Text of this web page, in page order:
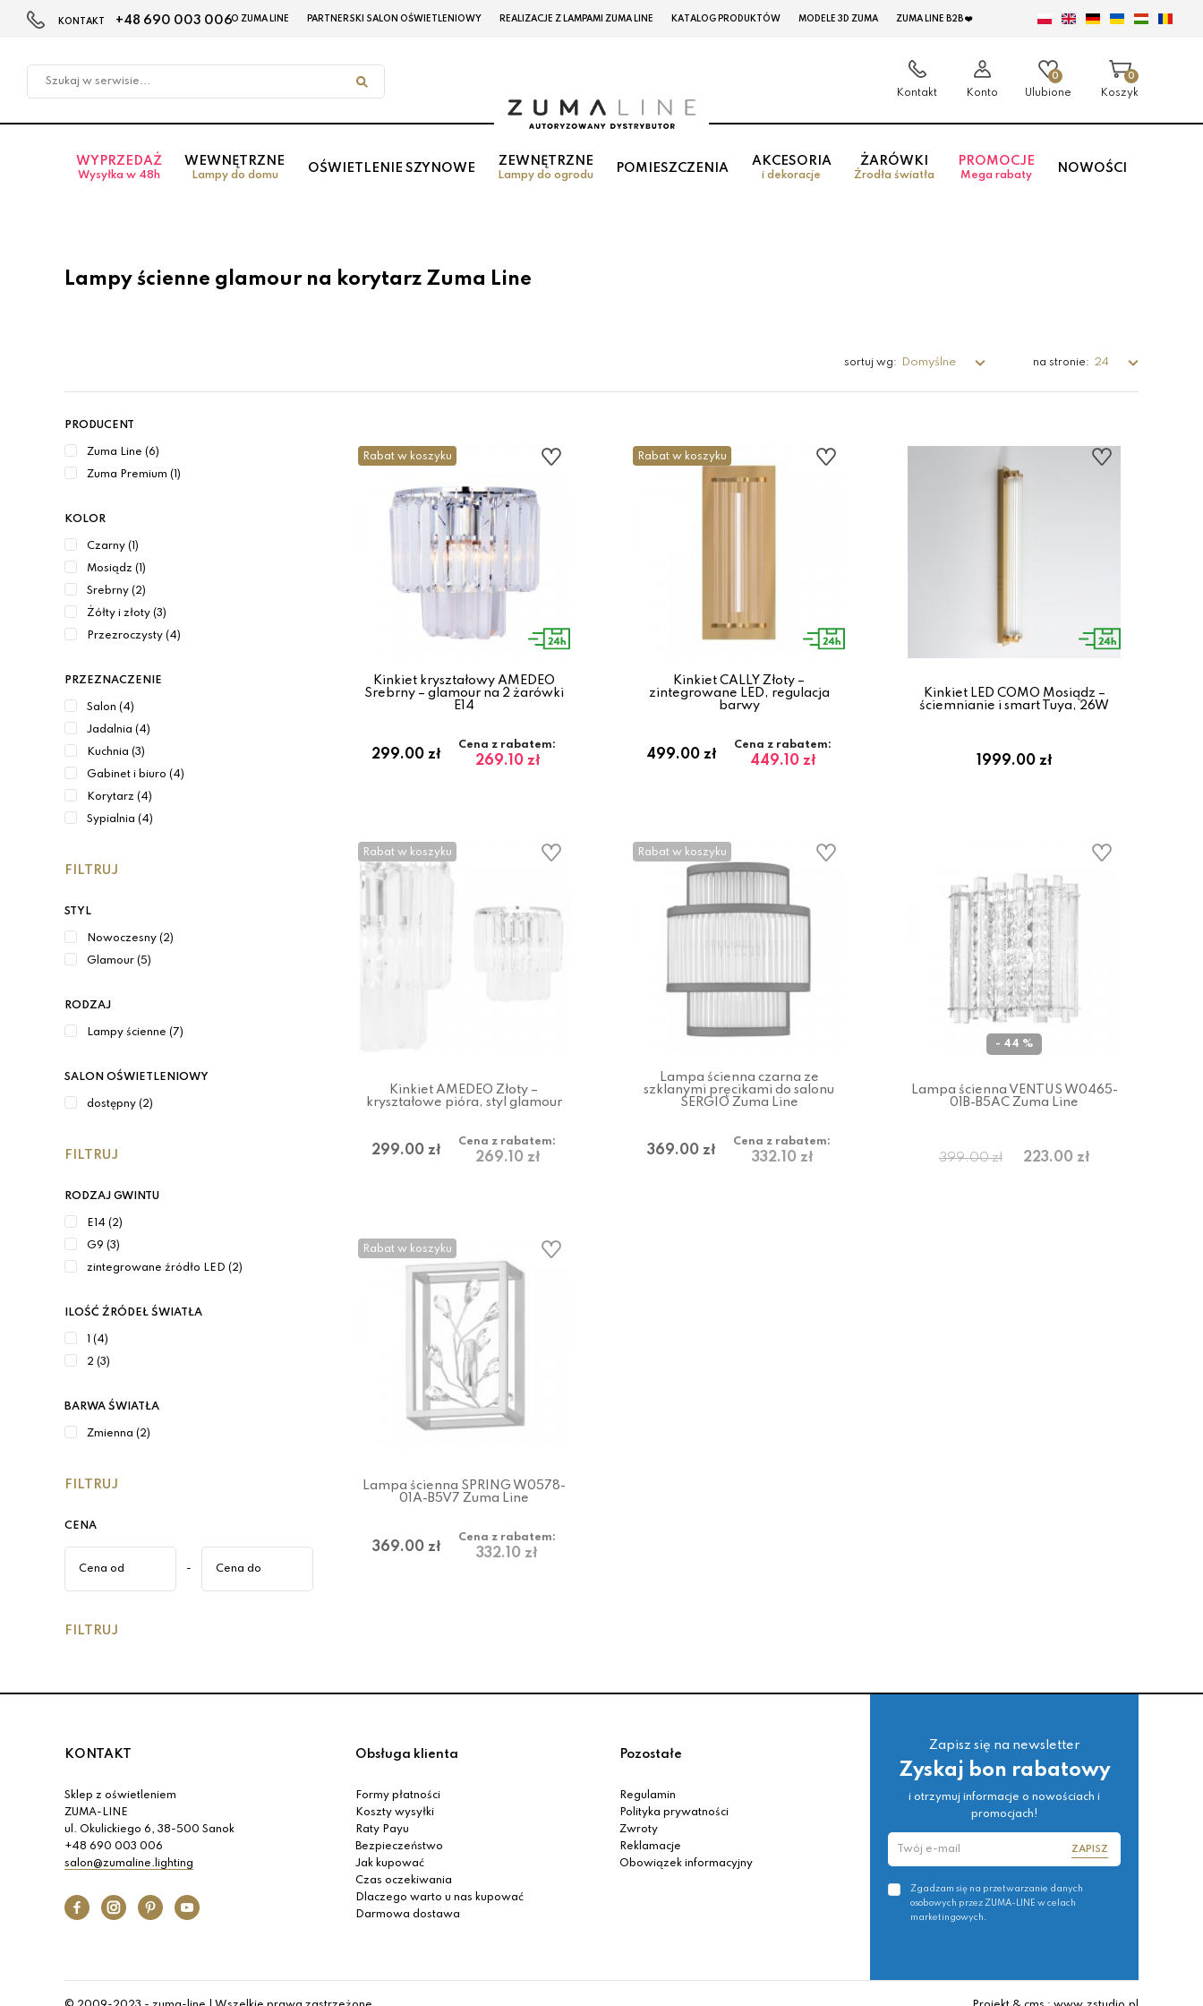
w
KONTAKT +48 690 003 006O ZUMA LINE PARTNERSKI SALON OŚWIETLENIOWY REALIZACJE Z LAMPAMI ZUMA LINE KATALOG PRODUKTÓW MODELE 3D ZUMA ZUMA LINE B2B ❤️
Kontakt Konto
0
Ulubione
0
Koszyk
WYPRZEDAŻ
Wysyłka w 48h
WEWNĘTRZNE
Lampy do domu
OŚWIETLENIE SZYNOWE
ZEWNĘTRZNE
Lampy do ogrodu
POMIESZCZENIA
AKCESORIA
i dekoracje
ŻARÓWKI
Źrodła światła
PROMOCJE
Mega rabaty
NOWOŚCI
Lampy ścienne glamour na korytarz Zuma Line
sortuj wg: Domyślne na stronie: 24
PRODUCENT
Zuma Line (6)
Zuma Premium (1)
KOLOR
Czarny (1)
Mosiądz (1)
Srebrny (2)
Żółty i złoty (3)
Przezroczysty (4)
PRZEZNACZENIE
Salon (4)
Jadalnia (4)
Kuchnia (3)
Gabinet i biuro (4)
Korytarz (4)
Sypialnia (4)
FILTRUJ
STYL
Nowoczesny (2)
Glamour (5)
RODZAJ
Lampy ścienne (7)
SALON OŚWIETLENIOWY
dostępny (2)
FILTRUJ
RODZAJ GWINTU
E14 (2)
G9 (3)
zintegrowane źródło LED (2)
ILOŚĆ ŹRÓDEŁ ŚWIATŁA
1 (4)
2 (3)
BARWA ŚWIATŁA
Zmienna (2)
FILTRUJ
CENA
-
FILTRUJ
Rabat w koszyku
Kinkiet kryształowy AMEDEO
Srebrny – glamour na 2 żarówki
E14
299.00 zł
Cena z rabatem:
269.10 zł
Rabat w koszyku
Kinkiet CALLY Złoty –
zintegrowane LED, regulacja
barwy
499.00 zł
Cena z rabatem:
449.10 zł
Kinkiet LED COMO Mosiądz –
ściemnianie i smart Tuya, 26W
1999.00 zł
Rabat w koszyku
Kinkiet AMEDEO Złoty –
kryształowe pióra, styl glamour
299.00 zł
Cena z rabatem:
269.10 zł
Rabat w koszyku
Lampa ścienna czarna ze
szklanymi pręcikami do salonu
SERGIO Zuma Line
369.00 zł
Cena z rabatem:
332.10 zł
- 44 %
Lampa ścienna VENTUS W0465-
01B-B5AC Zuma Line
399.00 zł 223.00 zł
Rabat w koszyku
Lampa ścienna SPRING W0578-
01A-B5V7 Zuma Line
369.00 zł
Cena z rabatem:
332.10 zł
KONTAKT
Sklep z oświetleniem
ZUMA-LINE
ul. Okulickiego 6, 38-500 Sanok
+48 690 003 006
salon@zumaline.lighting
Obsługa klienta
Formy płatności
Koszty wysyłki
Raty Payu
Bezpieczeństwo
Jak kupować
Czas oczekiwania
Dlaczego warto u nas kupować
Darmowa dostawa
Pozostałe
Regulamin
Polityka prywatności
Zwroty
Reklamacje
Obowiązek informacyjny
Zapisz się na newsletter
Zyskaj bon rabatowy
i otrzymuj informacje o nowościach i
promocjach!
ZAPISZ
Zgadzam się na przetwarzanie danych
osobowych przez ZUMA-LINE w celach
marketingowych.